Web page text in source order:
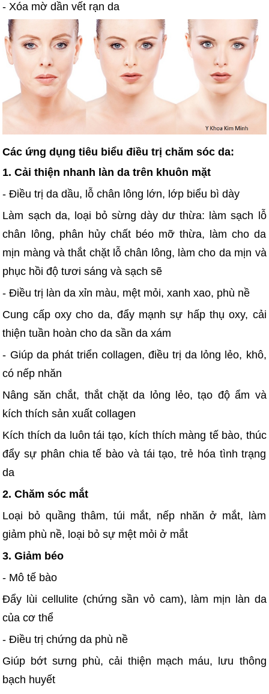
- Xóa mờ dần vết rạn da
Các ứng dụng tiêu biểu điều trị chăm sóc da:
1. Cải thiện nhanh làn da trên khuôn mặt
- Điều trị da dầu, lỗ chân lông lớn, lớp biểu bì dày
Làm sạch da, loại bỏ sừng dày dư thừa: làm sạch lỗ
chân lông, phân hủy chất béo mỡ thừa, làm cho da
mịn màng và thắt chặt lỗ chân lông, làm cho da mịn và
phục hồi độ tươi sáng và sạch sẽ
- Điều trị làn da xỉn màu, mệt mỏi, xanh xao, phù nề
Cung cấp oxy cho da, đẩy mạnh sự hấp thụ oxy, cải
thiện tuần hoàn cho da sần da xám
- Giúp da phát triển collagen, điều trị da lỏng lẻo, khô,
có nếp nhăn
Nâng săn chắt, thắt chặt da lỏng lẻo, tạo độ ẩm và
kích thích sản xuất collagen
Kích thích da luôn tái tạo, kích thích màng tế bào, thúc
đẩy sự phân chia tế bào và tái tạo, trẻ hóa tình trạng
da
2. Chăm sóc mắt
Loại bỏ quầng thâm, túi mắt, nếp nhăn ở mắt, làm
giảm phù nề, loại bỏ sự mệt mỏi ở mắt
3. Giảm béo
- Mô tế bào
Đẩy lùi cellulite (chứng sần vỏ cam), làm mịn làn da
của cơ thể
- Điều trị chứng da phù nề
Giúp bớt sưng phù, cải thiện mạch máu, lưu thông
bạch huyết